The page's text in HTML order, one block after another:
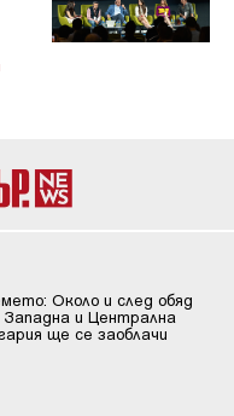
Около и след обяд
Западна и Централна
ще се заоблачи